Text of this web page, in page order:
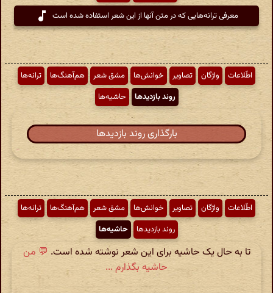
معرفی ترانه‌هایی که در متن آنها از این شعر استفاده شده است
اطّلاعات واژگان تصاویر خوانش‌ها مشق شعر هم‌آهنگ‌ها
ترانه‌ها
روند بازدیدها
حاشیه‌ها
بارگذاری روند بازدیدها
اطّلاعات واژگان تصاویر خوانش‌ها مشق شعر هم‌آهنگ‌ها
ترانه‌ها
روند بازدیدها
حاشیه‌ها
تا به حال یک حاشیه برای این شعر نوشته شده است. 💬 من
حاشیه بگذارم ...